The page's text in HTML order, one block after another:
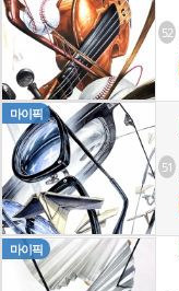
52
마이픽
51
마이픽